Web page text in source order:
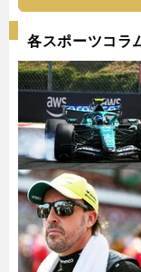
各スポーツコラ